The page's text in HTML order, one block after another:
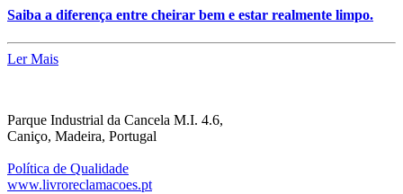
Saiba a diferença entre cheirar bem e estar realmente limpo.
Ler Mais
Parque Industrial da Cancela M.I. 4.6,
Caniço, Madeira, Portugal
Política de Qualidade
www.livroreclamacoes.pt